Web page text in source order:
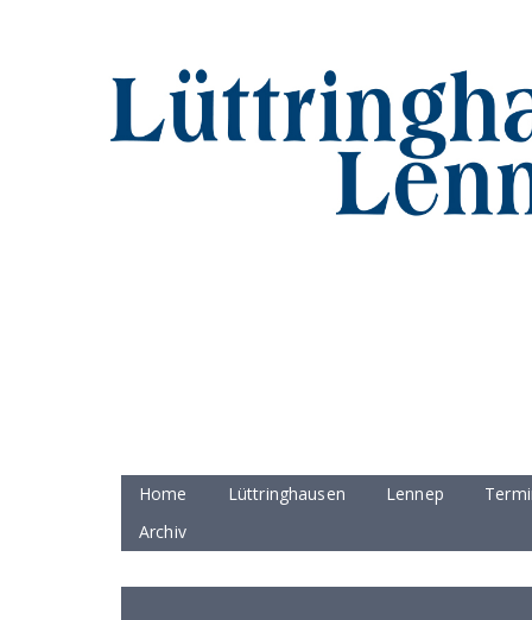
Home Lüttringhausen Lennep
Archiv